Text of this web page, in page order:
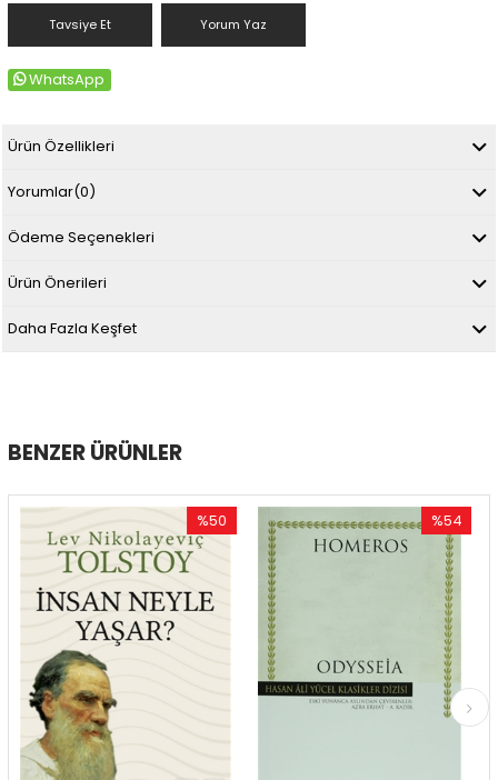
Tavsiye Et Yorum Yaz
WhatsApp
Ürün Özellikleri
Yorumlar(0)
Ödeme Seçenekleri
Ürün Önerileri
Daha Fazla Keşfet
BENZER ÜRÜNLER
İndirim
%50İndirim
%54
İndirim